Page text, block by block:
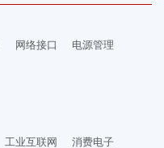
网络接口 电源管理
工业互联网
消费电子